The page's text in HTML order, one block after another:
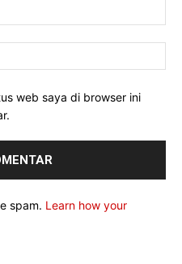
web saya di browser ini
spam. Learn how your